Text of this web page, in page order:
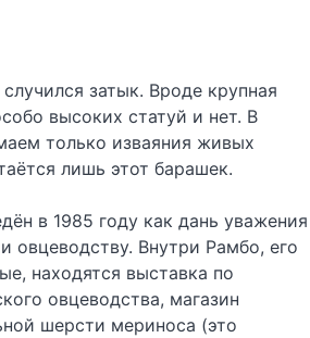
затык. Вроде крупная
высоких статуй и нет. В
только изваяния живых
лишь этот барашек.
в 1985 году как дань уважения
Внутри Рамбо, его
находятся выставка по
овцеводства, магазин
шерсти мериноса (это